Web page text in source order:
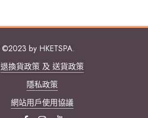
©2023 by HKETSPA.
退換貨政策 及 送貨政策
隱私政策
網站用戶使用協議